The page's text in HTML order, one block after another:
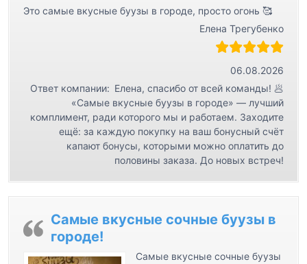
Это самые вкусные буузы в городе, просто огонь 🥰
Елена Трегубенко
06.08.2026
Ответ компании: Елена, спасибо от всей команды! 🥟
«Самые вкусные буузы в городе» — лучший
комплимент, ради которого мы и работаем. Заходите
ещё: за каждую покупку на ваш бонусный счёт
капают бонусы, которыми можно оплатить до
половины заказа. До новых встреч!
Самые вкусные сочные буузы в
городе!
Самые вкусные сочные буузы